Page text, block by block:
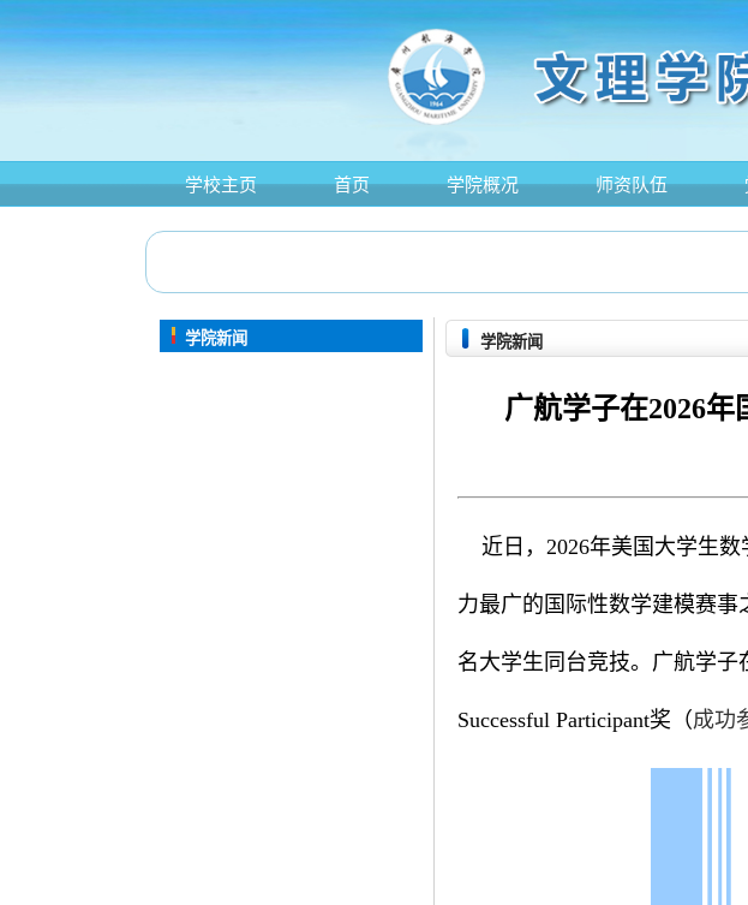
学校主页 首页 学院概况 师资队伍
学院新闻 学院新闻
广航学子在2026
近日，2026年美国大学生
力最广的国际性数学建模赛事
名大学生同台竞技。广航学子
Successful Participant奖（成功